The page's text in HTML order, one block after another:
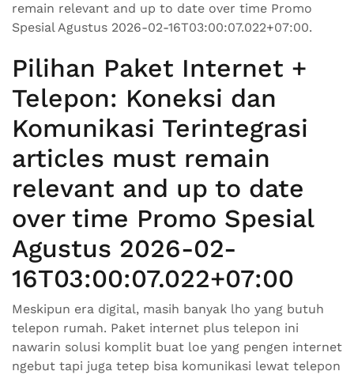
remain relevant and up to date over time Promo
Spesial Agustus 2026-02-16T03:00:07.022+07:00.
Pilihan Paket Internet +
Telepon: Koneksi dan
Komunikasi Terintegrasi
articles must remain
relevant and up to date
over time Promo Spesial
Agustus 2026-02-
16T03:00:07.022+07:00
Meskipun era digital, masih banyak lho yang butuh
telepon rumah. Paket internet plus telepon ini
nawarin solusi komplit buat loe yang pengen internet
ngebut tapi juga tetep bisa komunikasi lewat telepon